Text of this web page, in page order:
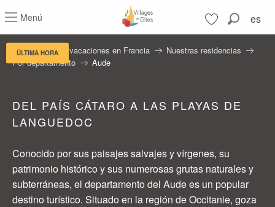
au
contenu
principal
ÚLTIMA HORA
Menú
Buscar
es
Residencias de vacaciones en Francia
Nuestras residencias
Por departamento
Aude
DEL PAÍS CÁTARO A LAS PLAYAS DE
LANGUEDOC
Conocido por sus paisajes salvajes y vírgenes, su
patrimonio histórico y sus numerosas grutas naturales y
subterráneas, el departamento del Aude es un popular
destino turístico. Situado en la región de Occitanie, goza